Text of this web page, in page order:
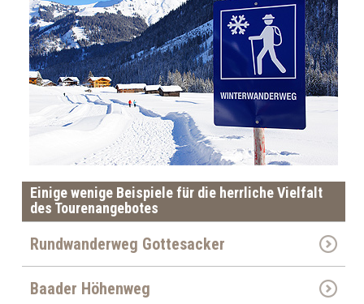
Einige wenige Beispiele für die herrliche Vielfalt
des Tourenangebotes
Rundwanderweg Gottesacker
Baader Höhenweg